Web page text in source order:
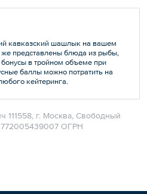
кавказский шашлык на вашем
представлены блюда из рыбы,
в тройном объеме при
баллы можно потратить на
кейтеринга.
г. Москва, Свободный
772005439007 ОГРН